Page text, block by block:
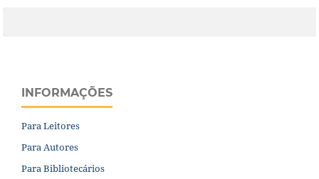
INFORMAÇÕES
Para Leitores
Para Autores
Para Bibliotecários